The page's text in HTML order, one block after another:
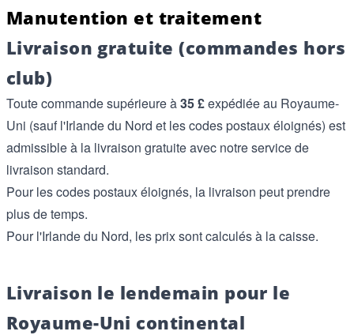
Manutention et traitement
Livraison gratuite (commandes hors
club)
Toute commande supérieure à35 £expédiée au Royaume-
Uni (sauf l'Irlande du Nord et les codes postaux éloignés) est
admissible à la livraison gratuite avec notre service de
livraison standard.
Pour les codes postaux éloignés, la livraison peut prendre
plus de temps.
Pour l'Irlande du Nord, les prix sont calculés à la caisse.
Livraison le lendemain pour le
Royaume-Uni continental